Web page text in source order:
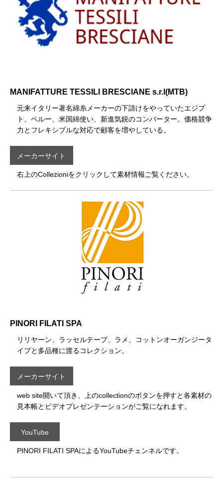
MANIFATTURE TESSILI BRESCIANE s.r.l(MTB)
元来イタリー著名綿糸メーカーの下請けをやっていたエジプ
ト、ペルー、米国綿使い、新進気鋭のコンバーター。価格競争
力とフレキシブルな対応で顧客を増やしている。
メーカーサイト
右上のCollezioniをクリックして素材情報ご覧ください。
PINORI FILATI SPA
リリヤーン、ラッセルテープ、ラメ、コットンオーガンジータ
イプと多品種に渡るコレクション。
メーカーサイト
web site開いて頂き、上のcollectionのボタンを押すと各素材の
見本帳とビデオプレゼンテーションがご覧になれます。
YouTube
PINORI FILATI SPAによるYouTubeチェンネルです。